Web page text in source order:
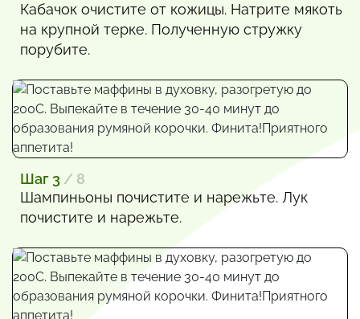
Кабачок очистите от кожицы. Натрите мякоть
на крупной терке. Полученную стружку
порубите.
Шаг 3 / 8
Шампиньоны почистите и нарежьте. Лук
почистите и нарежьте.